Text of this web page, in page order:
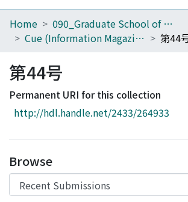
Home
Browse
Download Ranking
Access Statistics
Home
090_Graduate School of Engineering
Cue (Information Magazine)
第44
第44号
Permanent URI for this collection
http://hdl.handle.net/2433/264933
Browse